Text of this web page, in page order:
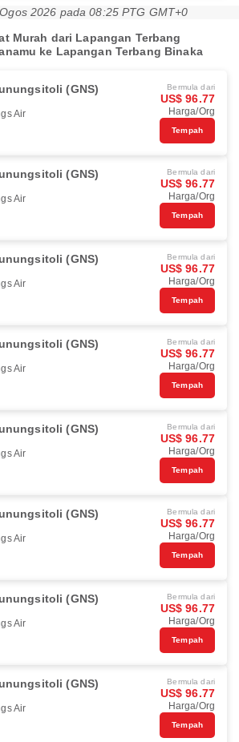
2026 pada 08:25 PTG GMT+0
Murah dari Lapangan Terbang
ke Lapangan Terbang Binaka
(GNS)
Air
Bermula dari
US$ 96.77
Harga/Org
Tempah
(GNS)
Air
Bermula dari
US$ 96.77
Harga/Org
Tempah
(GNS)
Air
Bermula dari
US$ 96.77
Harga/Org
Tempah
(GNS)
Air
Bermula dari
US$ 96.77
Harga/Org
Tempah
(GNS)
Air
Bermula dari
US$ 96.77
Harga/Org
Tempah
(GNS)
Air
Bermula dari
US$ 96.77
Harga/Org
Tempah
(GNS)
Air
Bermula dari
US$ 96.77
Harga/Org
Tempah
(GNS)
Air
Bermula dari
US$ 96.77
Harga/Org
Tempah